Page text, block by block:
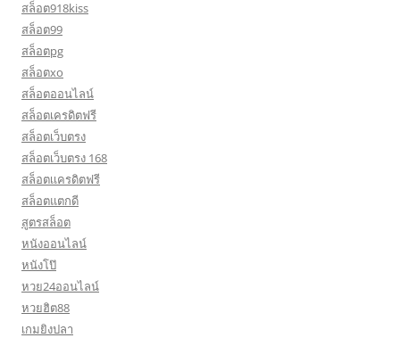
สล็อต918kiss
สล็อต99
สล็อตpg
สล็อตxo
สล็อตออนไลน์
สล็อตเครดิตฟรี
สล็อตเว็บตรง
สล็อตเว็บตรง 168
สล็อตเเครดิตฟรี
สล็อตแตกดี
สูตรสล็อต
หนังออนไลน์
หนังโป๊
หวย24ออนไลน์
หวยฮิต88
เกมยิงปลา